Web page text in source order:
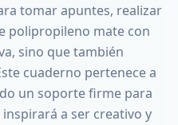
tomar apuntes, realizar
polipropileno mate con
sino que también
cuaderno pertenece a
un soporte firme para
a ser creativo y